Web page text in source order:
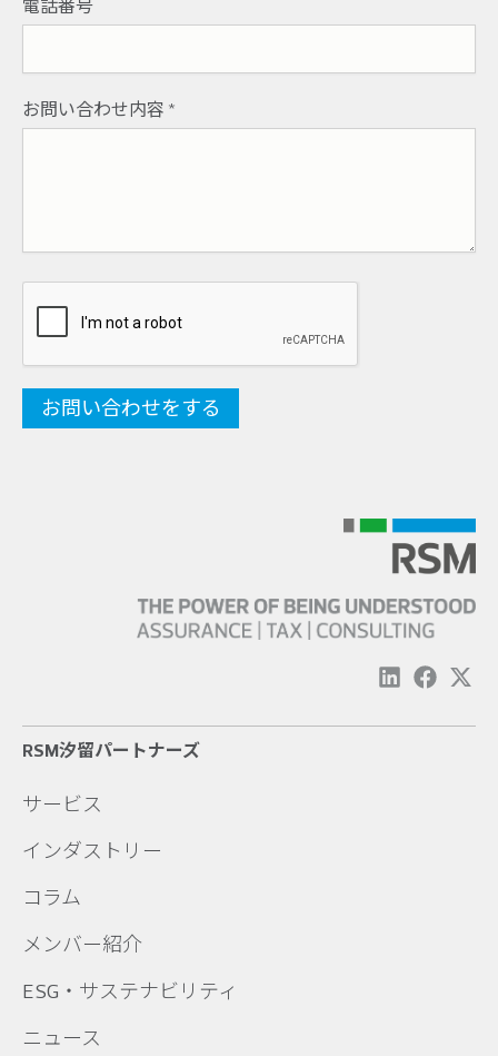
電話番号
お問い合わせ内容 *
RSM汐留パートナーズ
サービス
インダストリー
コラム
メンバー紹介
ESG・サステナビリティ
ニュース